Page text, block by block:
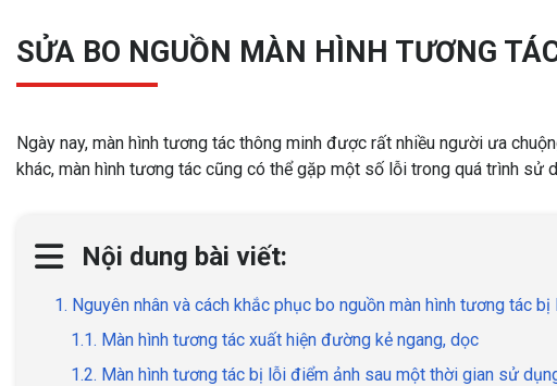
SỬA BO NGUỒN MÀN HÌNH TƯƠNG
Ngày nay, màn hình tương tác thông minh được rất nhiều người ưa
khác, màn hình tương tác cũng có thể gặp một số lỗi trong quá trình sử
Nội dung bài viết:
1. Nguyên nhân và cách khắc phục bo nguồn màn hình tương tác bị
1.1. Màn hình tương tác xuất hiện đường kẻ ngang, dọc
1.2. Màn hình tương tác bị lỗi điểm ảnh sau một thời gian sử